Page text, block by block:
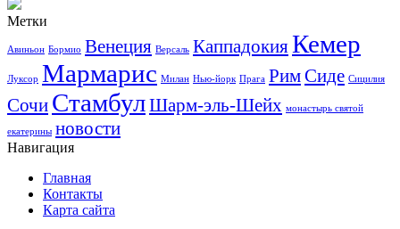
Метки
Авиньон Бормио Венеция Версаль КаппадокияКемер
Луксор Мармарис Милан Нью-йорк Прага РимСиде Сицилия
Сочи СтамбулШарм-эль-Шейх монастырь святой
екатерины новости
Навигация
Главная
Контакты
Карта сайта